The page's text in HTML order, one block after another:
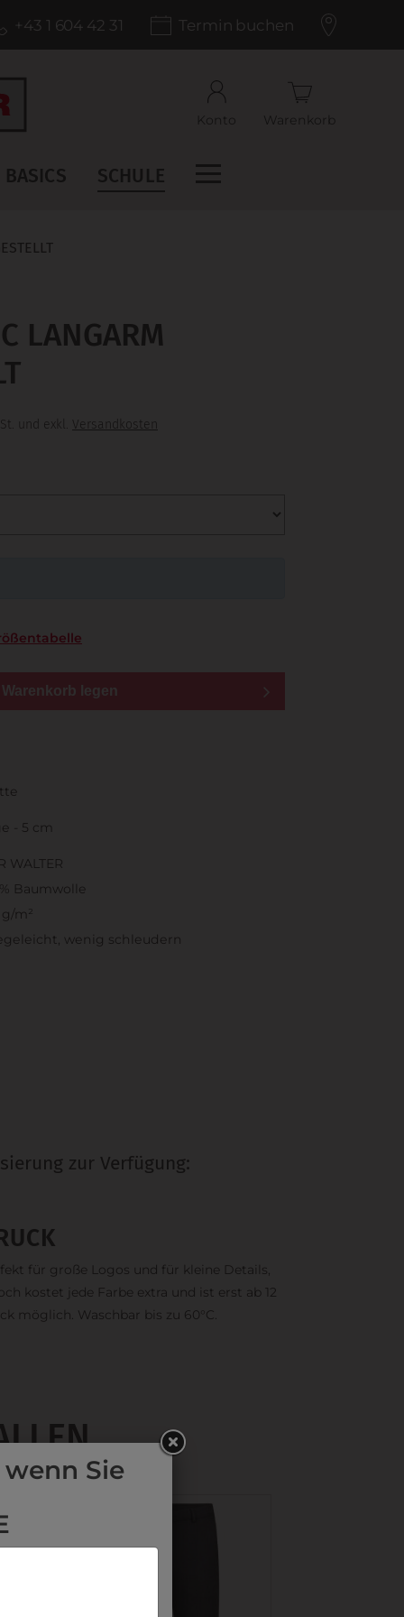
+43 1 604 42 31 Termin buchen
Konto
Warenkorb
BASICS SCHULE
LANGARM
und exkl. Versandkosten
Warenkorb legen
- 5 cm
WALTER
Baumwolle
m²
wenig schleudern
zur Verfügung:
für große Logos und für kleine Details,
kostet jede Farbe extra und ist erst ab 12
möglich. Waschbar bis zu 60°C.
Sie